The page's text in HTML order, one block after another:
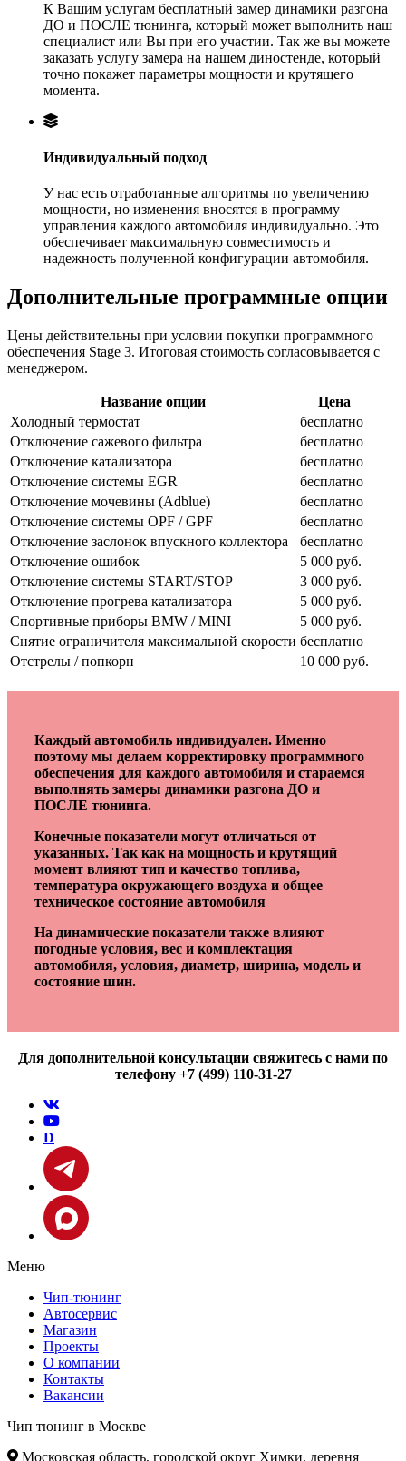
К Вашим услугам бесплатный замер динамики разгона
ДО и ПОСЛЕ тюнинга, который может выполнить наш
специалист или Вы при его участии. Так же вы можете
заказать услугу замера на нашем диностенде, который
точно покажет параметры мощности и крутящего
момента.
Индивидуальный подход
У нас есть отработанные алгоритмы по увеличению
мощности, но изменения вносятся в программу
управления каждого автомобиля индивидуально. Это
обеспечивает максимальную совместимость и
надежность полученной конфигурации автомобиля.
Дополнительные программные опции
Цены действительны при условии покупки программного
обеспечения Stage 3. Итоговая стоимость согласовывается с
менеджером.
Название опции
Цена
Холодный термостат
бесплатно
Отключение сажевого фильтра
бесплатно
Отключение катализатора
бесплатно
Отключение системы EGR
бесплатно
Отключение мочевины (Adblue)
бесплатно
Отключение системы OPF / GPF
бесплатно
Отключение заслонок впускного коллектора
бесплатно
Отключение ошибок
5 000 руб.
Отключение системы START/STOP
3 000 руб.
Отключение прогрева катализатора
5 000 руб.
Спортивные приборы BMW / MINI
5 000 руб.
Снятие ограничителя максимальной скорости бесплатно
Отстрелы / попкорн
10 000 руб.
Каждый автомобиль индивидуален. Именно
поэтому мы делаем корректировку программного
обеспечения для каждого автомобиля и стараемся
выполнять замеры динамики разгона ДО и
ПОСЛЕ тюнинга.
Конечные показатели могут отличаться от
указанных. Так как на мощность и крутящий
момент влияют тип и качество топлива,
температура окружающего воздуха и общее
техническое состояние автомобиля
На динамические показатели также влияют
погодные условия, вес и комплектация
автомобиля, условия, диаметр, ширина, модель и
состояние шин.
Для дополнительной консультации свяжитесь с нами по
телефону +7 (499) 110-31-27
D
Меню
Чип-тюнинг
Автосервис
Магазин
Проекты
О компании
Контакты
Вакансии
Чип тюнинг в Москве
Московская область, городской округ Химки, деревня